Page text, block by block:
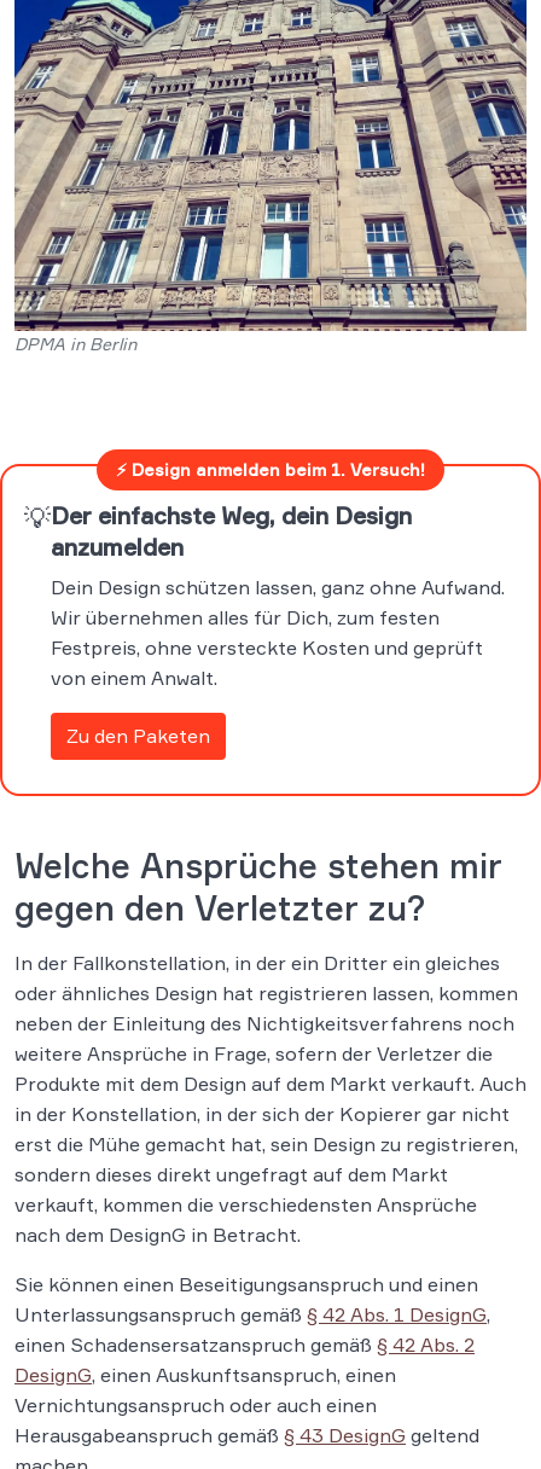
DPMA in Berlin
⚡ Design anmelden beim 1. Versuch!
💡Der einfachste Weg, dein Design
anzumelden
Dein Design schützen lassen, ganz ohne Aufwand.
Wir übernehmen alles für Dich, zum festen
Festpreis, ohne versteckte Kosten und geprüft
von einem Anwalt.
Zu den Paketen
Welche Ansprüche stehen mir
gegen den Verletzter zu?
In der Fallkonstellation, in der ein Dritter ein gleiches
oder ähnliches Design hat registrieren lassen, kommen
neben der Einleitung des Nichtigkeitsverfahrens noch
weitere Ansprüche in Frage, sofern der Verletzer die
Produkte mit dem Design auf dem Markt verkauft. Auch
in der Konstellation, in der sich der Kopierer gar nicht
erst die Mühe gemacht hat, sein Design zu registrieren,
sondern dieses direkt ungefragt auf dem Markt
verkauft, kommen die verschiedensten Ansprüche
nach dem DesignG in Betracht.
Sie können einen Beseitigungsanspruch und einen
Unterlassungsanspruch gemäß § 42 Abs. 1 DesignG,
einen Schadensersatzanspruch gemäß § 42 Abs. 2
DesignG, einen Auskunftsanspruch, einen
Vernichtungsanspruch oder auch einen
Herausgabeanspruch gemäß § 43 DesignG geltend